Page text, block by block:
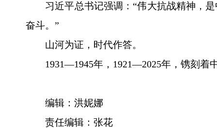
习近平总书记强调：“伟大抗战精神，
奋斗。”
山河为证，时代作答。
1931—1945年，1921—2025年，镌刻着
编辑：洪妮娜
责任编辑：张花